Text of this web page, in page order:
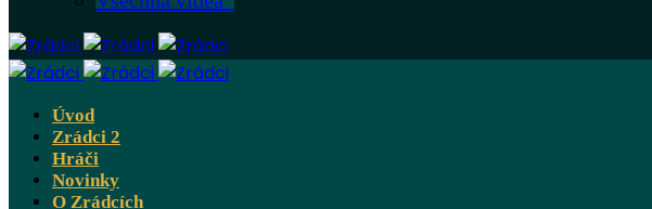
Úvod
Zrádci 2
Hráči
Novinky
O Zrádcích